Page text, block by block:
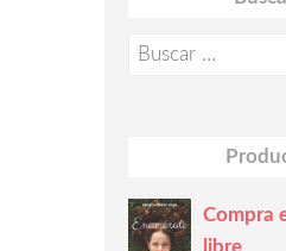
Buscar:
Compra
libre